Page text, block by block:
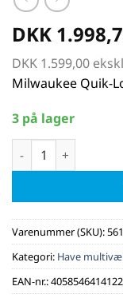
DKK
DKK 1.599,00
Milwaukee Quik-
3 på lager
Milwaukee
Varenummer (SKU):
Kategori: Have
EAN-nr.:4058546414122